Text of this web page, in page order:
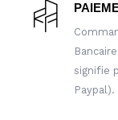
signifie
Paypal).